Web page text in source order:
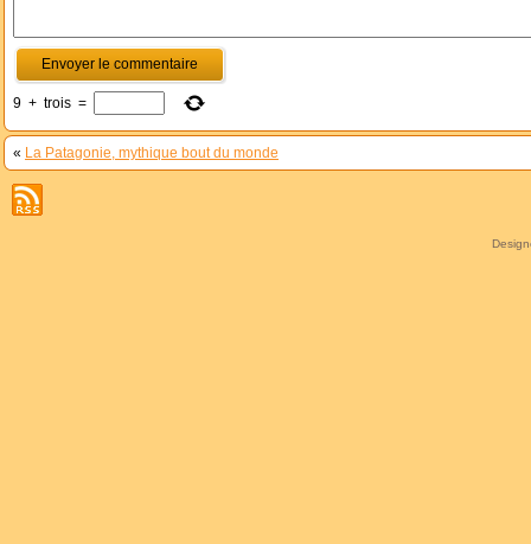
9 + trois =
« La Patagonie, mythique bout du monde